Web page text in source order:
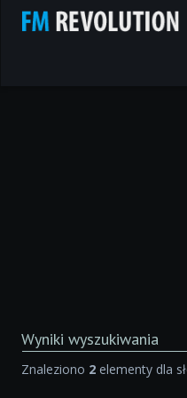
Wyniki wyszukiwania
Znaleziono 2 elementy dla